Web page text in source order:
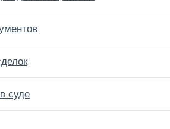
суде